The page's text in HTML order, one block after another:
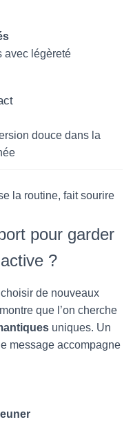
avec légèreté
douce dans la
la routine, fait sourire
pour garder
?
de nouveaux
que l’on cherche
uniques. Un
message accompagne